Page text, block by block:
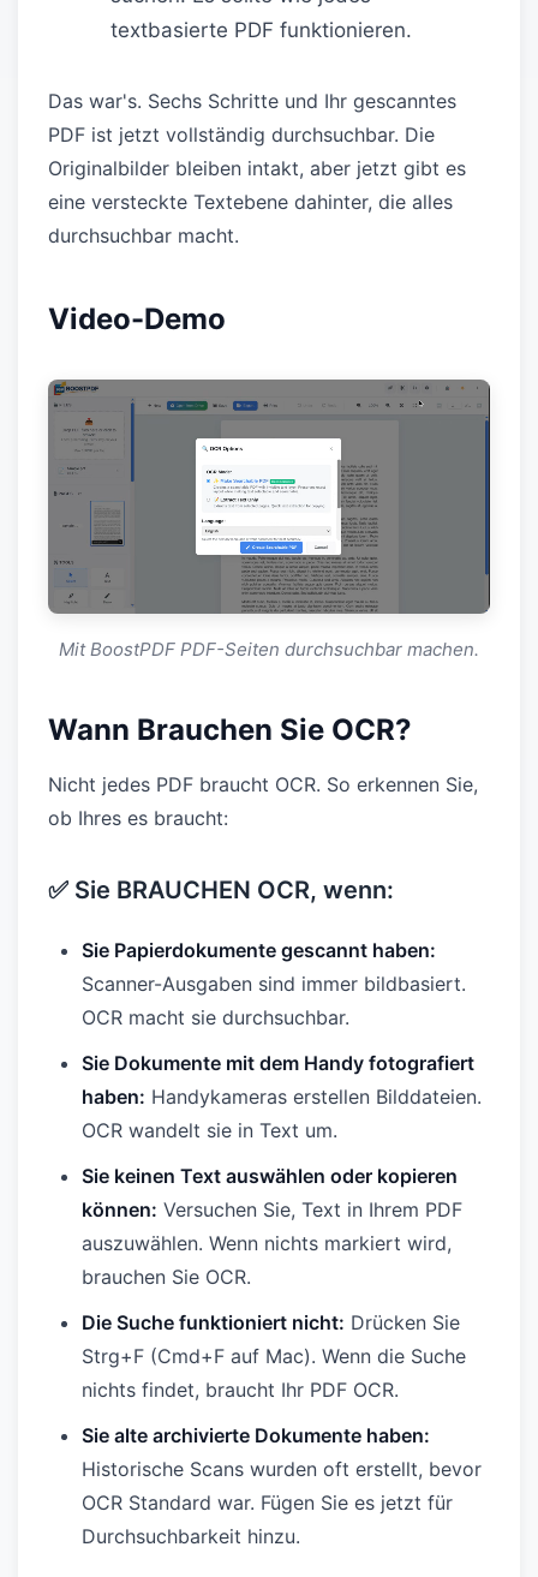
textbasierte PDF funktionieren.
Das war's. Sechs Schritte und Ihr gescanntes
PDF ist jetzt vollständig durchsuchbar. Die
Originalbilder bleiben intakt, aber jetzt gibt es
eine versteckte Textebene dahinter, die alles
durchsuchbar macht.
Video-Demo
Mit BoostPDF PDF-Seiten durchsuchbar machen.
Wann Brauchen Sie OCR?
Nicht jedes PDF braucht OCR. So erkennen Sie,
ob Ihres es braucht:
✅ Sie BRAUCHEN OCR, wenn:
Sie Papierdokumente gescannt haben:
Scanner-Ausgaben sind immer bildbasiert.
OCR macht sie durchsuchbar.
Sie Dokumente mit dem Handy fotografiert
haben: Handykameras erstellen Bilddateien.
OCR wandelt sie in Text um.
Sie keinen Text auswählen oder kopieren
können: Versuchen Sie, Text in Ihrem PDF
auszuwählen. Wenn nichts markiert wird,
brauchen Sie OCR.
Die Suche funktioniert nicht: Drücken Sie
Strg+F (Cmd+F auf Mac). Wenn die Suche
nichts findet, braucht Ihr PDF OCR.
Sie alte archivierte Dokumente haben:
Historische Scans wurden oft erstellt, bevor
OCR Standard war. Fügen Sie es jetzt für
Durchsuchbarkeit hinzu.